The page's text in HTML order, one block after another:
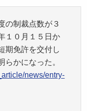
の制裁点数が３
１０月１５日か
期免許を交付し
らかになった。
news/entry-